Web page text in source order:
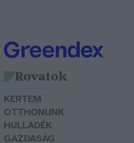
Rovatok
KERTEM
OTTHONUNK
HULLADÉK
GAZDASÁG